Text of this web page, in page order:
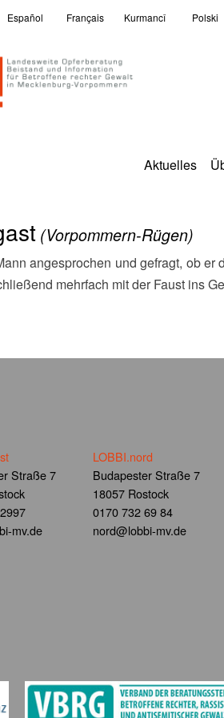
Español Français Kurmancî Polski
Aktuelles
(Vorpommern-Rügen)
mehrfach mit der Faust ins
Straße 7
mv.de
LOBBI.nord
Budapester Straße 7
18057 Rostock
0170 732 69 84
nord@lobbi-mv.de